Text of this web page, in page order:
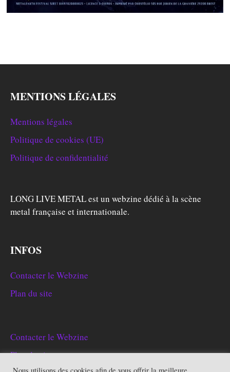
MENTIONS LÉGALES
Mentions légales
Politique de cookies (UE)
Politique de confidentialité
LONG LIVE METAL est un webzine dédié à la scène
metal française et internationale.
INFOS
Contacter le Webzine
Plan du site
Contacter le Webzine
Plan du site